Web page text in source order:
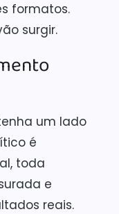
formatos.
surgir.
um lado
é
toda
e
reais.